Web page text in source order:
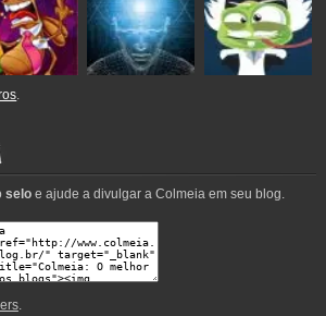
.
seloe ajude a divulgar a Colmeia em seu blog.
.